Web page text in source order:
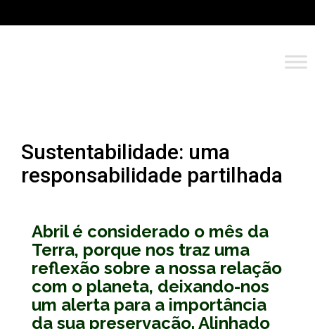
Sustentabilidade: uma
responsabilidade partilhada
Abril é considerado o mês da
Terra, porque nos traz uma
reflexão sobre a nossa relação
com o planeta, deixando-nos
um alerta para a importância
da sua preservação. Alinhado